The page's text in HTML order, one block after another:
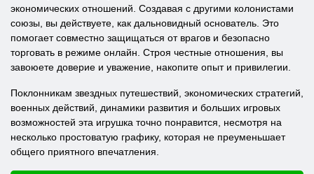
экономических отношений. Создавая с другими колонистами
союзы, вы действуете, как дальновидный основатель. Это
помогает совместно защищаться от врагов и безопасно
торговать в режиме онлайн. Строя честные отношения, вы
завоюете доверие и уважение, накопите опыт и привилегии.
Поклонникам звездных путешествий, экономических стратегий,
военных действий, динамики развития и больших игровых
возможностей эта игрушка точно понравится, несмотря на
несколько простоватую графику, которая не преуменьшает
общего приятного впечатления.